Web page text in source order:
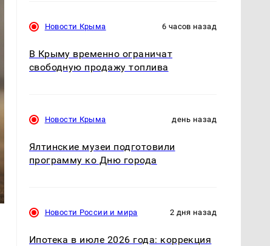
Новости Крыма 6 часов назад
В Крыму временно ограничат
свободную продажу топлива
Новости Крыма день назад
Ялтинские музеи подготовили
программу ко Дню города
Новости России и мира 2 дня назад
Ипотека в июле 2026 года: коррекция